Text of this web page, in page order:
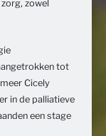
zowel
tot
Cicely
in de palliatieve
een stage